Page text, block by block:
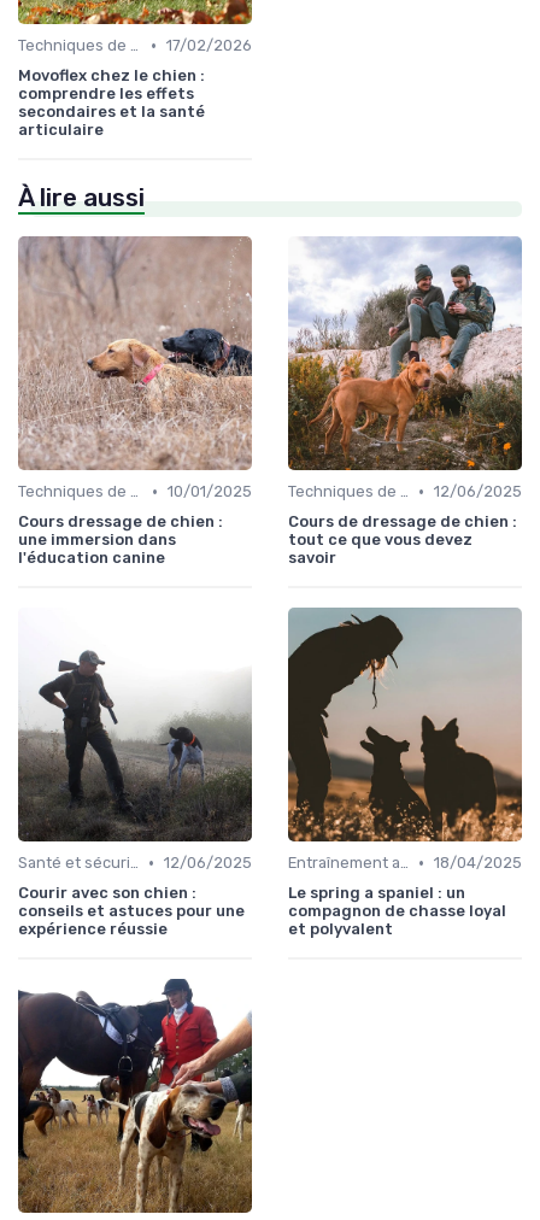
Techniques de base • 17/02/2026
Movoflex chez le chien :
comprendre les effets
secondaires et la santé
articulaire
À lire aussi
Techniques de base • 10/01/2025
Cours dressage de chien :
une immersion dans
l'éducation canine
Techniques de base • 12/06/2025
Cours de dressage de chien :
tout ce que vous devez
savoir
Santé et sécurité pendant la chasse • 12/06/2025
Courir avec son chien :
conseils et astuces pour une
expérience réussie
Entraînement avancé • 18/04/2025
Le spring a spaniel : un
compagnon de chasse loyal
et polyvalent